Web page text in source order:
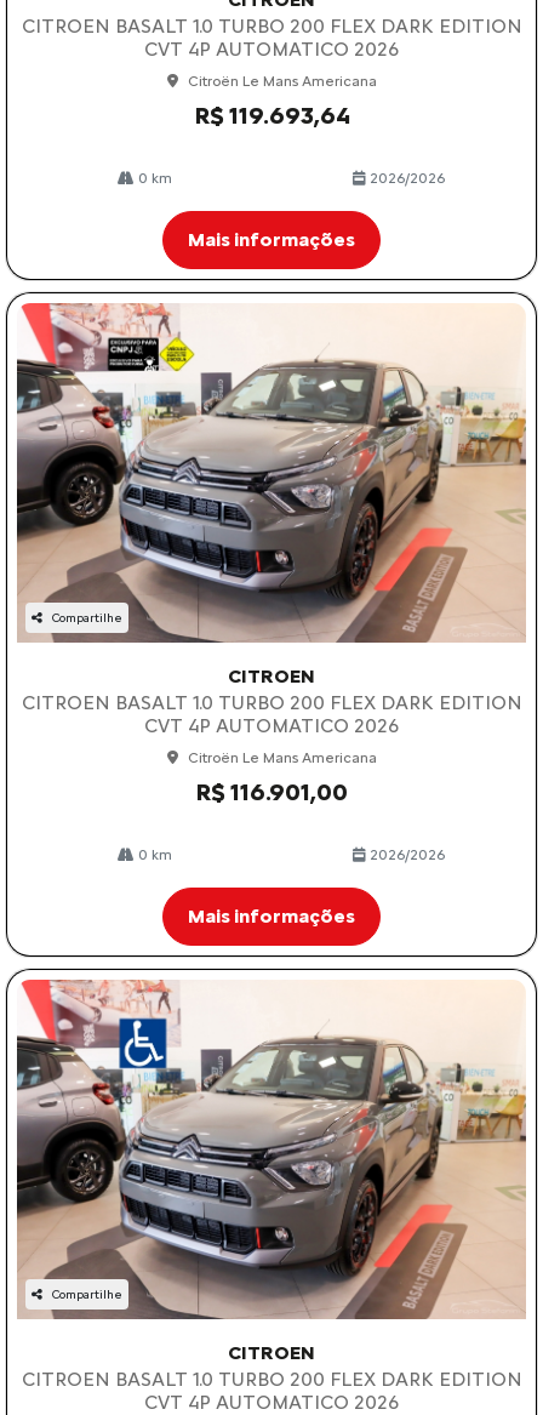
CITROEN BASALT 1.0 TURBO 200 FLEX DARK EDITION
CVT 4P AUTOMATICO 2026
Citroën Le Mans Americana
R$ 119.693,64
0 km 2026/2026
Mais informações
Compartilhe
CITROEN
CITROEN BASALT 1.0 TURBO 200 FLEX DARK EDITION
CVT 4P AUTOMATICO 2026
Citroën Le Mans Americana
R$ 116.901,00
0 km 2026/2026
Mais informações
Compartilhe
CITROEN
CITROEN BASALT 1.0 TURBO 200 FLEX DARK EDITION
CVT 4P AUTOMATICO 2026